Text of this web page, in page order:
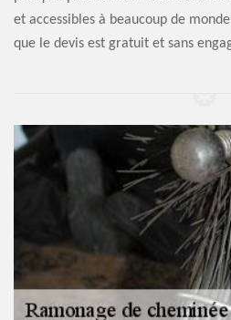
et accessibles à beaucoup de
que le devis est gratuit et sans